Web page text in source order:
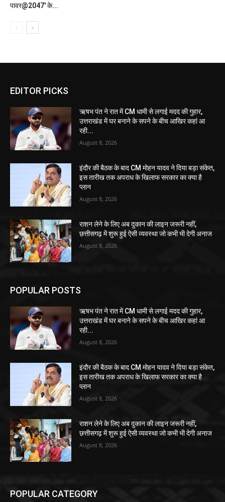
पावर@2047' के...
EDITOR PICKS
ऋषभ पंत ने रात में CM धामी से लगाई मदद की गुहार,
उत्तराखंड में घर बनाने के सपने के बीच आखिर कहां आ
रही...
August 8, 2026
इंदौर की बैठक के बाद CM मोहन यादव ने दिया बड़ा संकेत,
इस तारीख तक अपराध के खिलाफ सरकार का क्या है
प्लान
August 8, 2026
राशन लेने के लिए अब दुकान की लाइन जरूरी नहीं,
छत्तीसगढ़ में शुरू हुई ऐसी व्यवस्था जो कभी भी देगी अनाज
August 8, 2026
POPULAR POSTS
ऋषभ पंत ने रात में CM धामी से लगाई मदद की गुहार,
उत्तराखंड में घर बनाने के सपने के बीच आखिर कहां आ
रही...
August 8, 2026
इंदौर की बैठक के बाद CM मोहन यादव ने दिया बड़ा संकेत,
इस तारीख तक अपराध के खिलाफ सरकार का क्या है
प्लान
August 8, 2026
राशन लेने के लिए अब दुकान की लाइन जरूरी नहीं,
छत्तीसगढ़ में शुरू हुई ऐसी व्यवस्था जो कभी भी देगी अनाज
August 8, 2026
POPULAR CATEGORY